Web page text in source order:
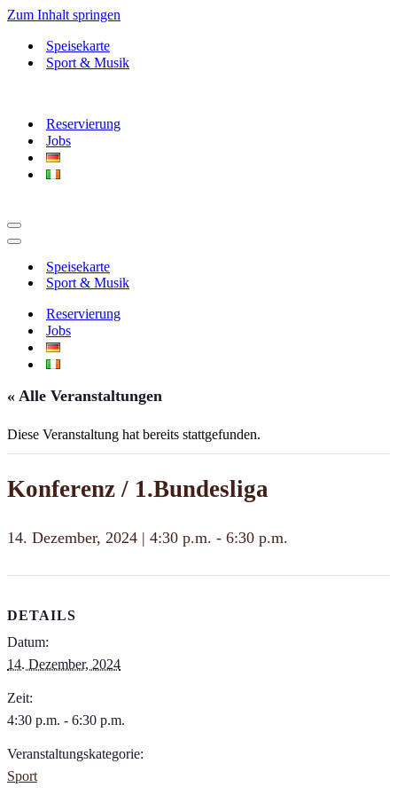
Zum Inhalt springen
Speisekarte
Sport & Musik
Reservierung
Jobs
Navigationsmenü
Navigationsmenü
Speisekarte
Sport & Musik
Reservierung
Jobs
« Alle Veranstaltungen
Diese Veranstaltung hat bereits stattgefunden.
Konferenz / 1.Bundesliga
14. Dezember, 2024 | 4:30 p.m. - 6:30 p.m.
DETAILS
Datum:
14. Dezember, 2024
Zeit:
4:30 p.m. - 6:30 p.m.
Veranstaltungskategorie:
Sport